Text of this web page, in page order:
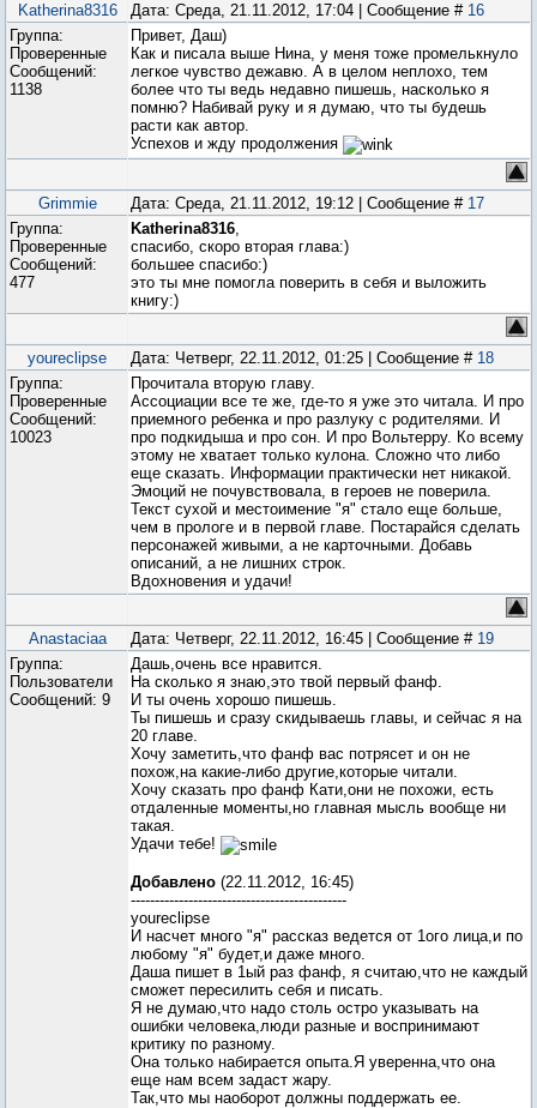
Katherina8316 Дата: Среда, 21.11.2012, 17:04 | Сообщение # 16
Группа:
Проверенные
Сообщений:
1138
Привет, Даш)
Как и писала выше Нина, у меня тоже промелькнуло
легкое чувство дежавю. А в целом неплохо, тем
более что ты ведь недавно пишешь, насколько я
помню? Набивай руку и я думаю, что ты будешь
расти как автор.
Успехов и жду продолжения
Grimmie Дата: Среда, 21.11.2012, 19:12 | Сообщение # 17
Группа:
Проверенные
Сообщений:
477
Katherina8316,
спасибо, скоро вторая глава:)
большее спасибо:)
это ты мне помогла поверить в себя и выложить
книгу:)
youreclipse Дата: Четверг, 22.11.2012, 01:25 | Сообщение # 18
Группа:
Проверенные
Сообщений:
10023
Прочитала вторую главу.
Ассоциации все те же, где-то я уже это читала. И про
приемного ребенка и про разлуку с родителями. И
про подкидыша и про сон. И про Вольтерру. Ко всему
этому не хватает только кулона. Сложно что либо
еще сказать. Информации практически нет никакой.
Эмоций не почувствовала, в героев не поверила.
Текст сухой и местоимение "я" стало еще больше,
чем в прологе и в первой главе. Постарайся сделать
персонажей живыми, а не карточными. Добавь
описаний, а не лишних строк.
Вдохновения и удачи!
Anastaciaa Дата: Четверг, 22.11.2012, 16:45 | Сообщение # 19
Группа:
Пользователи
Сообщений: 9
Дашь,очень все нравится.
На сколько я знаю,это твой первый фанф.
И ты очень хорошо пишешь.
Ты пишешь и сразу скидываешь главы, и сейчас я на
20 главе.
Хочу заметить,что фанф вас потрясет и он не
похож,на какие-либо другие,которые читали.
Хочу сказать про фанф Кати,они не похожи, есть
отдаленные моменты,но главная мысль вообще ни
такая.
Удачи тебе!
Добавлено (22.11.2012, 16:45)
---------------------------------------------
youreclipse
И насчет много "я" рассказ ведется от 1ого лица,и по
любому "я" будет,и даже много.
Даша пишет в 1ый раз фанф, я считаю,что не каждый
сможет пересилить себя и писать.
Я не думаю,что надо столь остро указывать на
ошибки человека,люди разные и воспринимают
критику по разному.
Она только набирается опыта.Я уверенна,что она
еще нам всем задаст жару.
Так,что мы наоборот должны поддержать ее.